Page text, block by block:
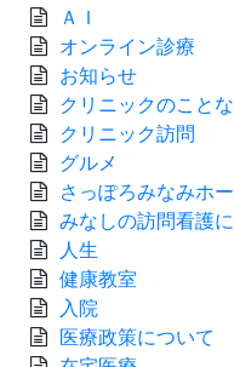
ＡＩ
オンライン診療
お知らせ
クリニックのこと
クリニック訪問
グルメ
さっぽろみなみホ
みなしの訪問看護
人生
健康教室
入院
医療政策について